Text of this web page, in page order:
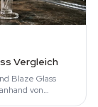
Vergleich
Blaze Glass
von